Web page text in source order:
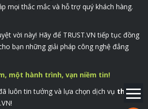
mọi thắc mắc và hỗ trợ quý khách hàng.
vời này! Hãy để TRUST.VN tiếp tục đồng
bạn những giải pháp công nghệ đẳng
một hành trình, vạn niềm tin!
luôn tin tưởng và lựa chọn dịch vụ thiết